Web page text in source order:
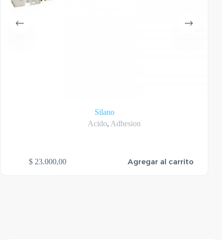
Silano
Acido, Adhesion
$ 23.000,00 Agregar al carrito